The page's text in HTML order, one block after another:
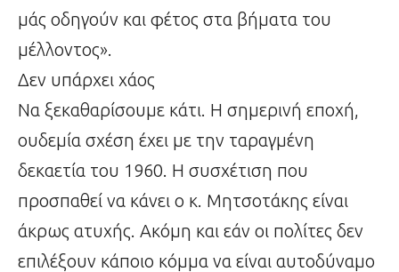
μάς οδηγούν και φέτος στα βήματα του
μέλλοντος».
Δεν υπάρχει χάος
Να ξεκαθαρίσουμε κάτι. Η σημερινή εποχή,
ουδεμία σχέση έχει με την ταραγμένη
δεκαετία του 1960. Η συσχέτιση που
προσπαθεί να κάνει ο κ. Μητσοτάκης είναι
άκρως ατυχής. Ακόμη και εάν οι πολίτες δεν
επιλέξουν κάποιο κόμμα να είναι αυτοδύναμο